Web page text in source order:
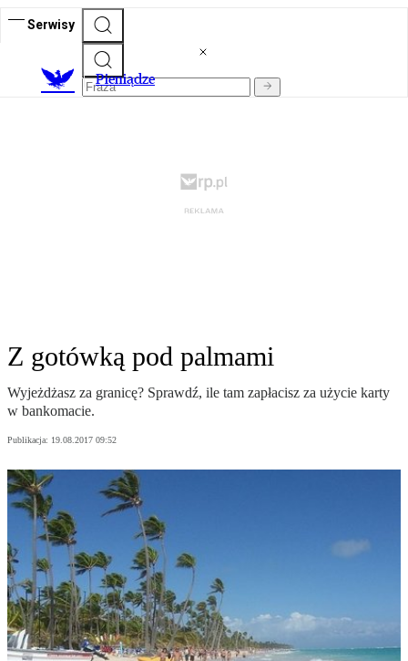
Serwisy
Pieniądze
Z gotówką pod palmami
Wyjeżdżasz za granicę? Sprawdź, ile tam zapłacisz za użycie karty
w bankomacie.
Publikacja: 19.08.2017 09:52